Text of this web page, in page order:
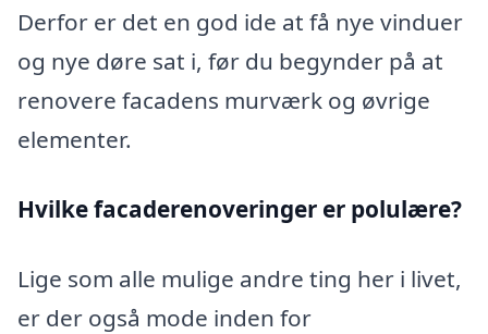
Derfor er det en god ide at få nye vinduer
og nye døre sat i, før du begynder på at
renovere facadens murværk og øvrige
elementer.
Hvilke facaderenoveringer er polulære?
Lige som alle mulige andre ting her i livet,
er der også mode inden for